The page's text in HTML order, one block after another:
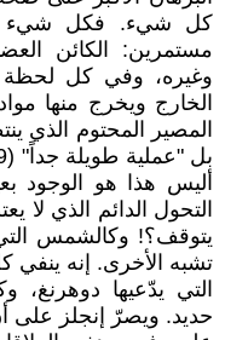
كل شيء. فكل شيء
مستمرين: الكائن
وغيره، وفي كل لحظة
المصير المحتوم الذي
أليس هذا هو الوجود
التحول الدائم الذي لا
يتوقف؟! وكالشمس
تشبه الأخرى. إنه ينفي
التي يدّعيها دوهرنغ،
حديد. ويصرّ إنجلز على